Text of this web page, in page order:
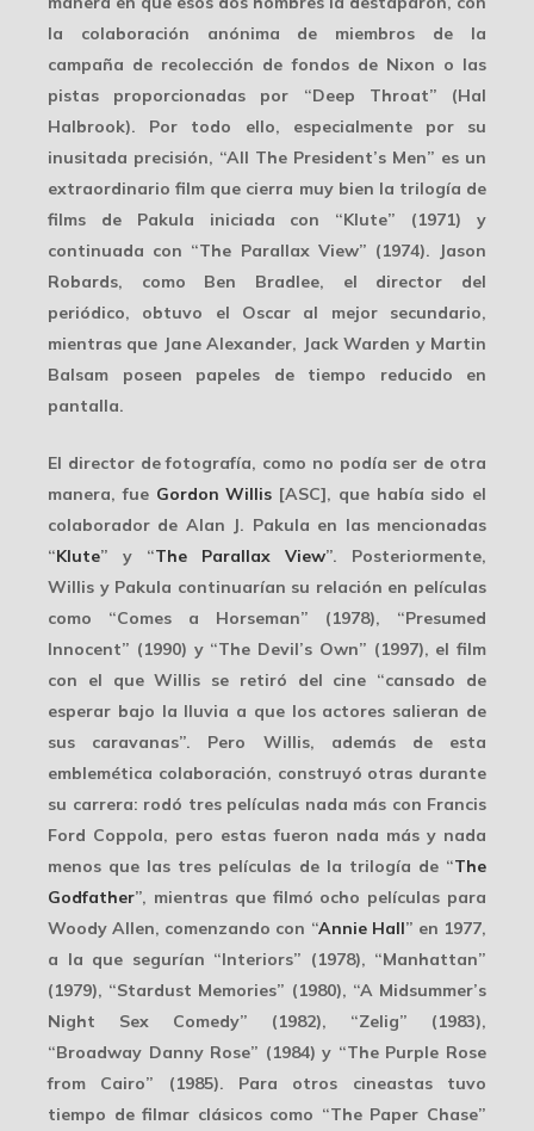
la colaboración anónima de miembros de la
campaña de recolección de fondos de Nixon o las
pistas proporcionadas por “Deep Throat” (Hal
Halbrook). Por todo ello, especialmente por su
inusitada precisión, “All The President’s Men” es un
extraordinario film que cierra muy bien la trilogía de
films de Pakula iniciada con “Klute” (1971) y
continuada con “The Parallax View” (1974). Jason
Robards, como Ben Bradlee, el director del
periódico, obtuvo el Oscar al mejor secundario,
mientras que Jane Alexander, Jack Warden y Martin
Balsam poseen papeles de tiempo reducido en
pantalla.
El director de fotografía, como no podía ser de otra
manera, fue Gordon Willis [ASC], que había sido el
colaborador de Alan J. Pakula en las mencionadas
“Klute” y “The Parallax View”. Posteriormente,
Willis y Pakula continuarían su relación en películas
como “Comes a Horseman” (1978), “Presumed
Innocent” (1990) y “The Devil’s Own” (1997), el film
con el que Willis se retiró del cine “cansado de
esperar bajo la lluvia a que los actores salieran de
sus caravanas”. Pero Willis, además de esta
emblemética colaboración, construyó otras durante
su carrera: rodó tres películas nada más con Francis
Ford Coppola, pero estas fueron nada más y nada
menos que las tres películas de la trilogía de “The
Godfather”, mientras que filmó ocho películas para
Woody Allen, comenzando con “Annie Hall” en 1977,
a la que segurían “Interiors” (1978), “Manhattan”
(1979), “Stardust Memories” (1980), “A Midsummer’s
Night Sex Comedy” (1982), “Zelig” (1983),
“Broadway Danny Rose” (1984) y “The Purple Rose
from Cairo” (1985). Para otros cineastas tuvo
tiempo de filmar clásicos como “The Paper Chase”